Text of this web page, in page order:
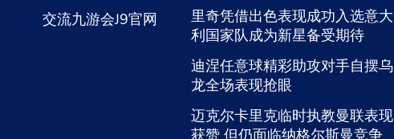
交流九游会J9官网
里奇凭借出色表现成功入选意大
利国家队成为新星备受期待
迪涅任意球精彩助攻对手自摆乌
龙全场表现抢眼
迈克尔卡里克临时执教曼联表现
获赞 但仍面临纳格尔斯曼竞争